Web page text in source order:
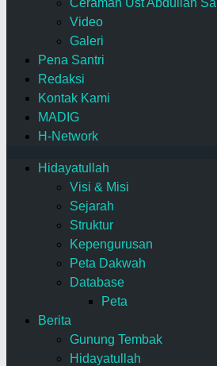
Ceramah Ust Abdullah
Video
Galeri
Pena Santri
Redaksi
Kontak Kami
MADIG
H-Network
Hidayatullah
Visi & Misi
Sejarah
Struktur
Kepengurusan
Peta Dakwah
Database
Peta
Berita
Gunung Tembak
Hidayatullah